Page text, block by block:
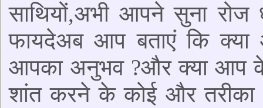
साथियों,अभी आपने सुना
फायदेअब आप बताएं कि क्या
आपका अनुभव ?और क्या आप के
शांत करने के कोई और तरीका